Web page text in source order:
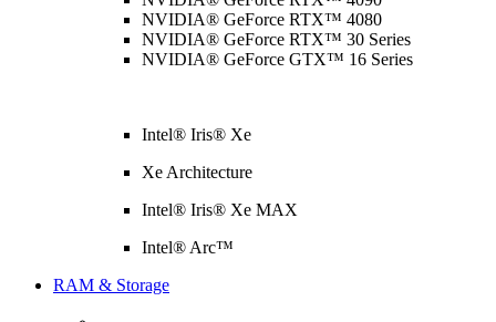
NVIDIA® GeForce RTX™ 4080
NVIDIA® GeForce RTX™ 30 Series
NVIDIA® GeForce GTX™ 16 Series
Intel® Iris® Xe
Xe Architecture
Intel® Iris® Xe MAX
Intel® Arc™
RAM & Storage